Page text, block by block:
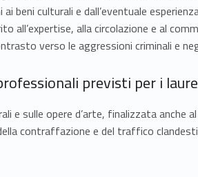
beni culturali e dall’eventuale
all’expertise, alla circolazione e al
verso le aggressioni criminali e
previsti per i
e sulle opere d’arte, finalizzata anche
contraffazione e del traffico